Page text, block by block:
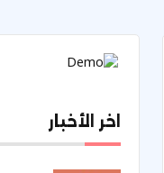
اخر الأخبار